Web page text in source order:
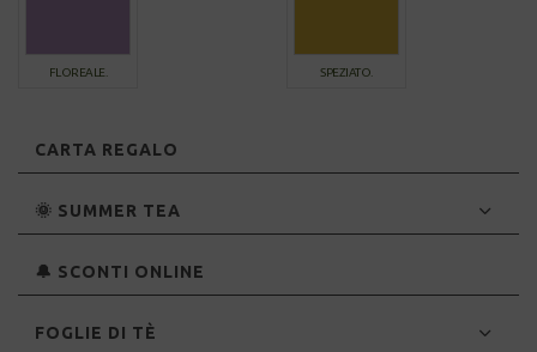
FLOREALE. SPEZIATO.
CARTA REGALO
🌞 SUMMER TEA
🔔 SCONTI ONLINE
FOGLIE DI TÈ